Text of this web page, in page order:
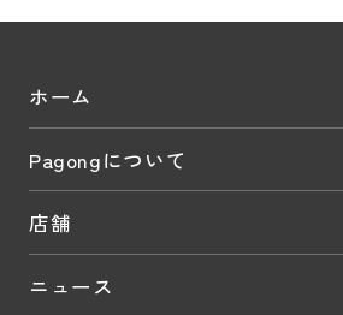
ホーム
Pagongについて
店舗
ニュース